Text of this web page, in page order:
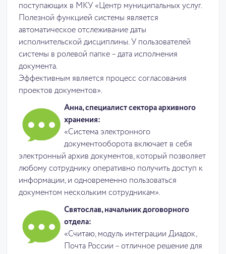
поступающих в МКУ «Центр муниципальных услуг.
Полезной функцией системы является
автоматическое отслеживание даты
исполнительской дисциплины. У пользователей
системы в ролевой папке – дата исполнения
документа.
Эффективным является процесс согласования
проектов документов».
Анна, специалист сектора архивного
хранения:
«Система электронного
документооборота включает в себя
электронный архив документов, который позволяет
любому сотруднику оперативно получить доступ к
информации, и одновременно пользоваться
документом нескольким сотрудникам».
Святослав, начальник договорного
отдела:
«Считаю, модуль интеграции Диадок,
Почта России – отличное решение для